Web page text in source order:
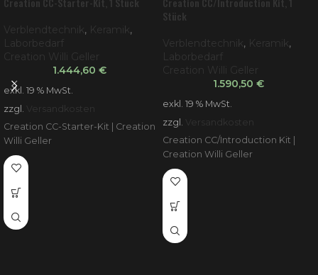
Verblendtechnik , Keramik ,
Laborbedarf
Creation Willi Geller
1.444,60 €
exkl. 19 % MwSt.
zzgl. Versandkosten
Creation CC-Starter-Kit | Creation
Willi Geller
Stück
Verblendtechnik , Keramik ,
Laborbedarf
Creation Willi Geller
1.590,50 €
exkl. 19 % MwSt.
zzgl. Versandkosten
Creation CC/Introduction Kit |
Creation Willi Geller